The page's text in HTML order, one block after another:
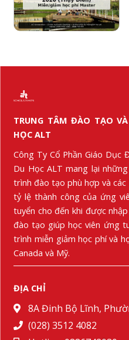
TRUNG TÂM ĐÀO TẠO
HỌC ALT
Công Ty Cổ Phần Giáo Dục
Du Học ALT mang lại
trình đào tạo phù hợp và
tỷ lệ thành công của ứng
tuyển cho đến khi được
đào tạo giúp học viên ứng
trình miễn giảm học phí và
Canada và Mỹ.
ĐỊA CHỈ
8A Đinh Bộ Lĩnh,
(028) 3512 4082